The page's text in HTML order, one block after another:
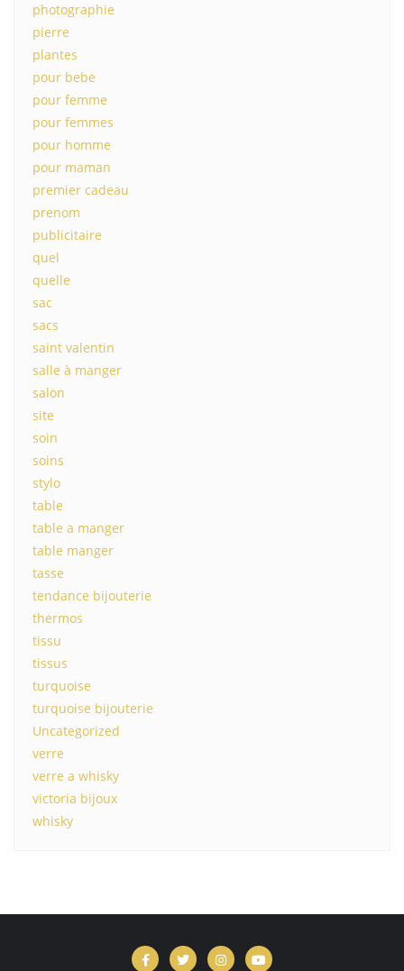
photographie
pierre
plantes
pour bebe
pour femme
pour femmes
pour homme
pour maman
premier cadeau
prenom
publicitaire
quel
quelle
sac
sacs
saint valentin
salle à manger
salon
site
soin
soins
stylo
table
table a manger
table manger
tasse
tendance bijouterie
thermos
tissu
tissus
turquoise
turquoise bijouterie
Uncategorized
verre
verre a whisky
victoria bijoux
whisky